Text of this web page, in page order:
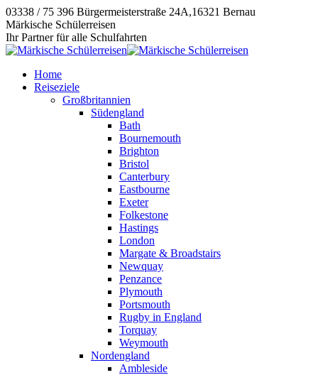
Zum
Inhalt
springen
03338 / 75 396 Bürgermeisterstraße 24A,16321 Bernau
Instagram
page
opens
new
window
E-
Mail
page
new
Facebook
page
opens
new
window
Märkische Schülerreisen
Ihr Partner für alle Schulfahrten
Home
Reiseziele
Großbritannien
Südengland
Bath
Bournemouth
Brighton
Bristol
Canterbury
Eastbourne
Exeter
Folkestone
Hastings
London
Margate & Broadstairs
Newquay
Penzance
Plymouth
Portsmouth
Rugby in England
Torquay
Weymouth
Nordengland
Ambleside